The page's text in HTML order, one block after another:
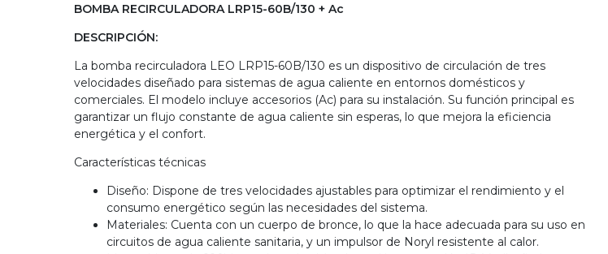
BOMBA RECIRCULADORA LRP15-60B/130 + Ac
DESCRIPCIÓN:
La bomba recirculadora LEO LRP15-60B/130 es un dispositivo de circulación de tres
velocidades diseñado para sistemas de agua caliente en entornos domésticos y
comerciales. El modelo incluye accesorios (Ac) para su instalación. Su función principal es
garantizar un flujo constante de agua caliente sin esperas, lo que mejora la eficiencia
energética y el confort.
Características técnicas
Diseño: Dispone de tres velocidades ajustables para optimizar el rendimiento y el
consumo energético según las necesidades del sistema.
Materiales: Cuenta con un cuerpo de bronce, lo que la hace adecuada para su uso en
circuitos de agua caliente sanitaria, y un impulsor de Noryl resistente al calor.